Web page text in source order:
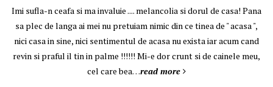
Imi sufla-n ceafa si ma invaluie .... melancolia si dorul de casa! Pana
sa plec de langa ai mei nu pretuiam nimic din ce tinea de " acasa ",
nici casa in sine, nici sentimentul de acasa nu exista iar acum cand
revin si praful il tin in palme !!!!!! Mi-e dor crunt si de cainele meu,
cel care bea…read more